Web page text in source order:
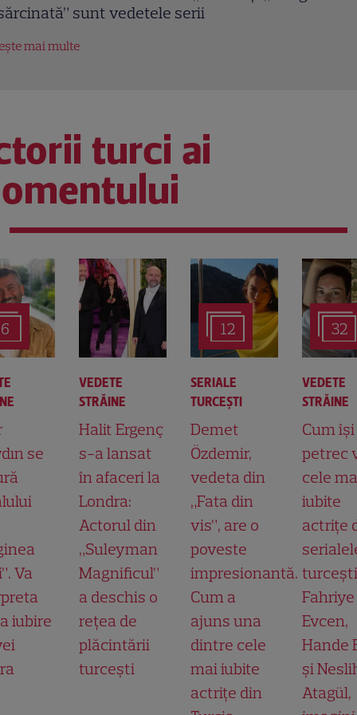
epică a celui mai vechi poem englez
mai multe
turci ai
6
se
Va
iubire
VEDETE
STRĂINE
Halit Ergenç
s-a lansat
în afaceri la
Londra:
Actorul din
„Suleyman
Magnificul”
a deschis o
rețea de
plăcintării
turcești
12
SERIALE
TURCEŞTI
Demet
Özdemir,
vedeta din
„Fata din
vis”, are o
poveste
impresionantă.
Cum a
ajuns una
dintre cele
mai iubite
actrițe din
32
VEDETE
STRĂINE
Cum își
petrec
cele
iubite
actrițe
Fahriye
Evcen,
Hande
și
Atagül,